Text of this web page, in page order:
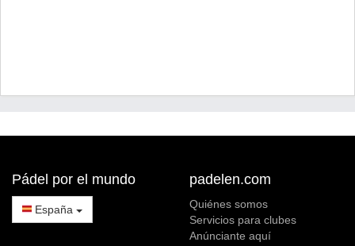
Pádel por el mundo
España
padelen.com
Quiénes somos
Servicios para clubes
Anúnciante aquí